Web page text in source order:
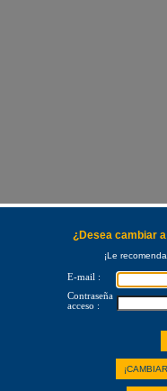
¿Desea cambiar
¡Le
E-mail :
Contraseña
acceso :